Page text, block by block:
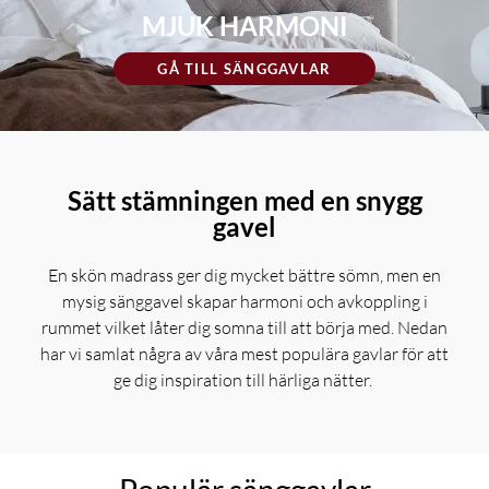
MJUK HARMONI
GÅ TILL SÄNGGAVLAR
Sätt stämningen med en snygg
gavel
En skön madrass ger dig mycket bättre sömn, men en
mysig sänggavel skapar harmoni och avkoppling i
rummet vilket låter dig somna till att börja med. Nedan
har vi samlat några av våra mest populära gavlar för att
ge dig inspiration till härliga nätter.